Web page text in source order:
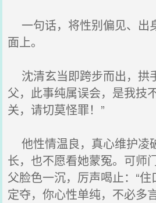
一句话，将性别偏见、出
面上。
沈清玄当即跨步而出，拱
父，此事纯属误会，是我技
关，请切莫怪罪！”
他性情温良，真心维护凌
长，也不愿看她蒙冤。可师
父脸色一沉，厉声喝止：“
定夺，你心性单纯，不必多